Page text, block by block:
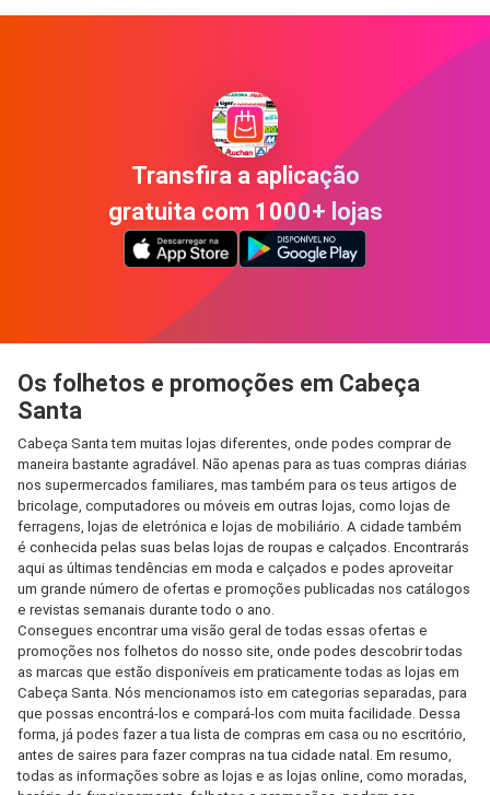
Transfira a aplicação
gratuita com 1000+ lojas
Os folhetos e promoções em Cabeça
Santa
Cabeça Santa tem muitas lojas diferentes, onde podes comprar de
maneira bastante agradável. Não apenas para as tuas compras diárias
nos supermercados familiares, mas também para os teus artigos de
bricolage, computadores ou móveis em outras lojas, como lojas de
ferragens, lojas de eletrónica e lojas de mobiliário. A cidade também
é conhecida pelas suas belas lojas de roupas e calçados. Encontrarás
aqui as últimas tendências em moda e calçados e podes aproveitar
um grande número de ofertas e promoções publicadas nos catálogos
e revistas semanais durante todo o ano.
Consegues encontrar uma visão geral de todas essas ofertas e
promoções nos folhetos do nosso site, onde podes descobrir todas
as marcas que estão disponíveis em praticamente todas as lojas em
Cabeça Santa. Nós mencionamos isto em categorias separadas, para
que possas encontrá-los e compará-los com muita facilidade. Dessa
forma, já podes fazer a tua lista de compras em casa ou no escritório,
antes de saires para fazer compras na tua cidade natal. Em resumo,
todas as informações sobre as lojas e as lojas online, como moradas,